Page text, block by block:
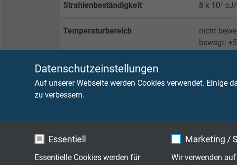
Datenschutzeinstellungen
Auf unserer Webseite werden Cookies verwendet. Einige
zu verbessern.
Essentiell
Essentielle Cookies werden für
Marketing /
Wir verwenden
Strahlenbeständigkeit 8 x 10⁷
Temperaturbereich
nicht
bewegt:
Brennverhalten
Ölbeständigkeit
Chem. Beständigkeit siehe
Dauerflexibilität sehr gut